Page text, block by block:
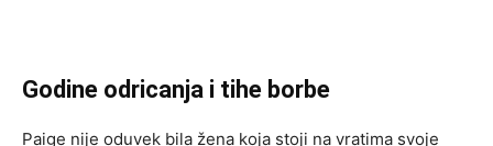
Godine odricanja i tihe borbe
Paige nije oduvek bila žena koja stoji na vratima svoje